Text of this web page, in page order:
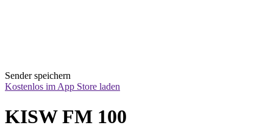
Sender speichern
Kostenlos im App Store laden
KISW FM 100